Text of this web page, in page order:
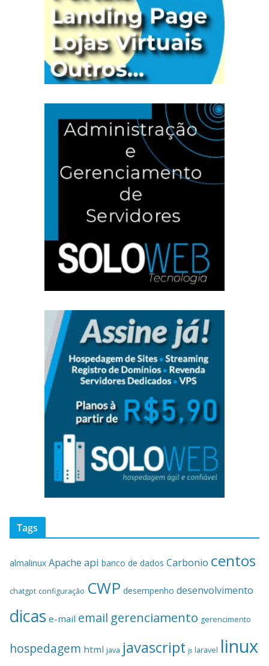
Tags
almalinux Apache api banco de dados Carbonio centos
chatgpt configuração CWP desempenho desenvolvimento
dicas e-mail email gerenciamento gerencimento
hospedagem html java javascript js laravel linux